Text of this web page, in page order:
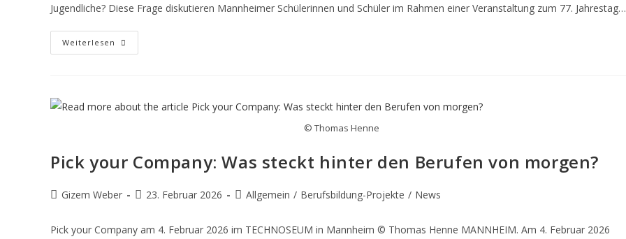
Jugendliche? Diese Frage diskutieren Mannheimer Schülerinnen und Schüler im Rahmen einer Veranstaltung zum 77. Jahrestag…
Weiterlesen
© Thomas Henne
Pick your Company: Was steckt hinter den Berufen von morgen?
Gizem Weber 23. Februar 2026 Allgemein / Berufsbildung-Projekte / News
Pick your Company am 4. Februar 2026 im TECHNOSEUM in Mannheim © Thomas Henne MANNHEIM. Am 4. Februar 2026